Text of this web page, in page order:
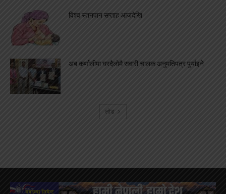
विश्व स्तनपान सप्ताह आजदेखि
अब कर्णालीमा घरदैलोमै सवारी चालक अनुमतिपत्र पुर्याइने
लोड